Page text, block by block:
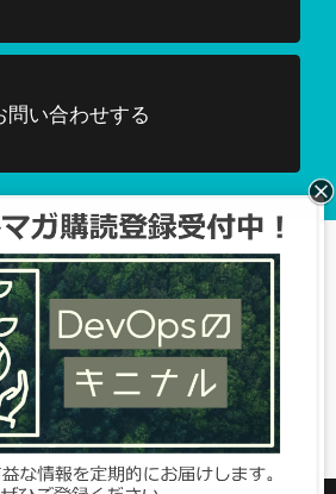
問い合わせする
TwitterでDevOpsに関する
信を行っています。
by DevOpsHubjp